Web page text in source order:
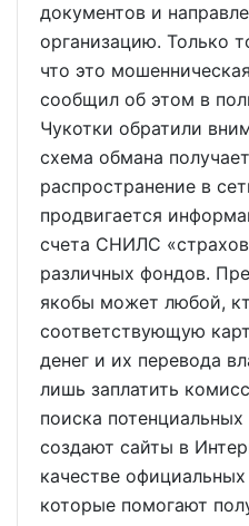
документов и
организацию. Только
что это
сообщил об этом в
Чукотки обратили
схема обмана
распространение в
продвигается
счета СНИЛС
различных фондов.
якобы может любой,
соответствующую
денег и их перевода
лишь заплатить
поиска
создают сайты в
качестве
которые помогают